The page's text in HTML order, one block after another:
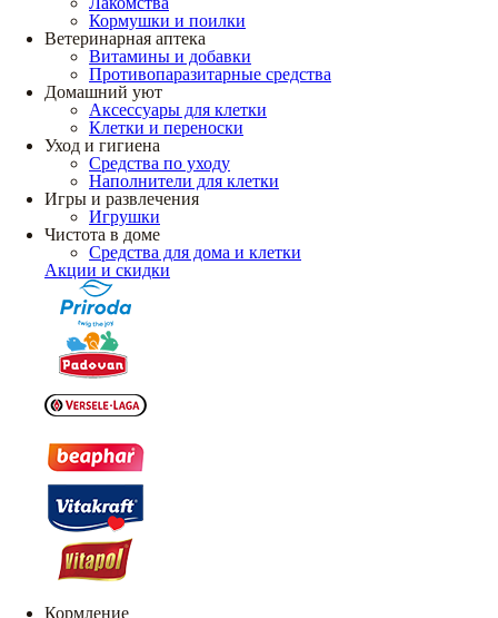
Кормушки и поилки
Ветеринарная аптека
Витамины и добавки
Противопаразитарные средства
Домашний уют
Аксессуары для клетки
Клетки и переноски
Уход и гигиена
Средства по уходу
Наполнители для клетки
Игры и развлечения
Игрушки
Чистота в доме
Средства для дома и клетки
Акции и скидки
Кормление